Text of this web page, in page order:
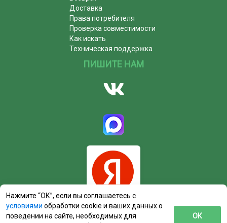
Доставка
Права потребителя
Проверка совместимости
Как искать
Техническая поддержка
ПИШИТЕ НАМ
Нажмите “ОК”, если вы соглашаетесь с
условиями обработки cookie и ваших данных о
поведении на сайте, необходимых для
ОК